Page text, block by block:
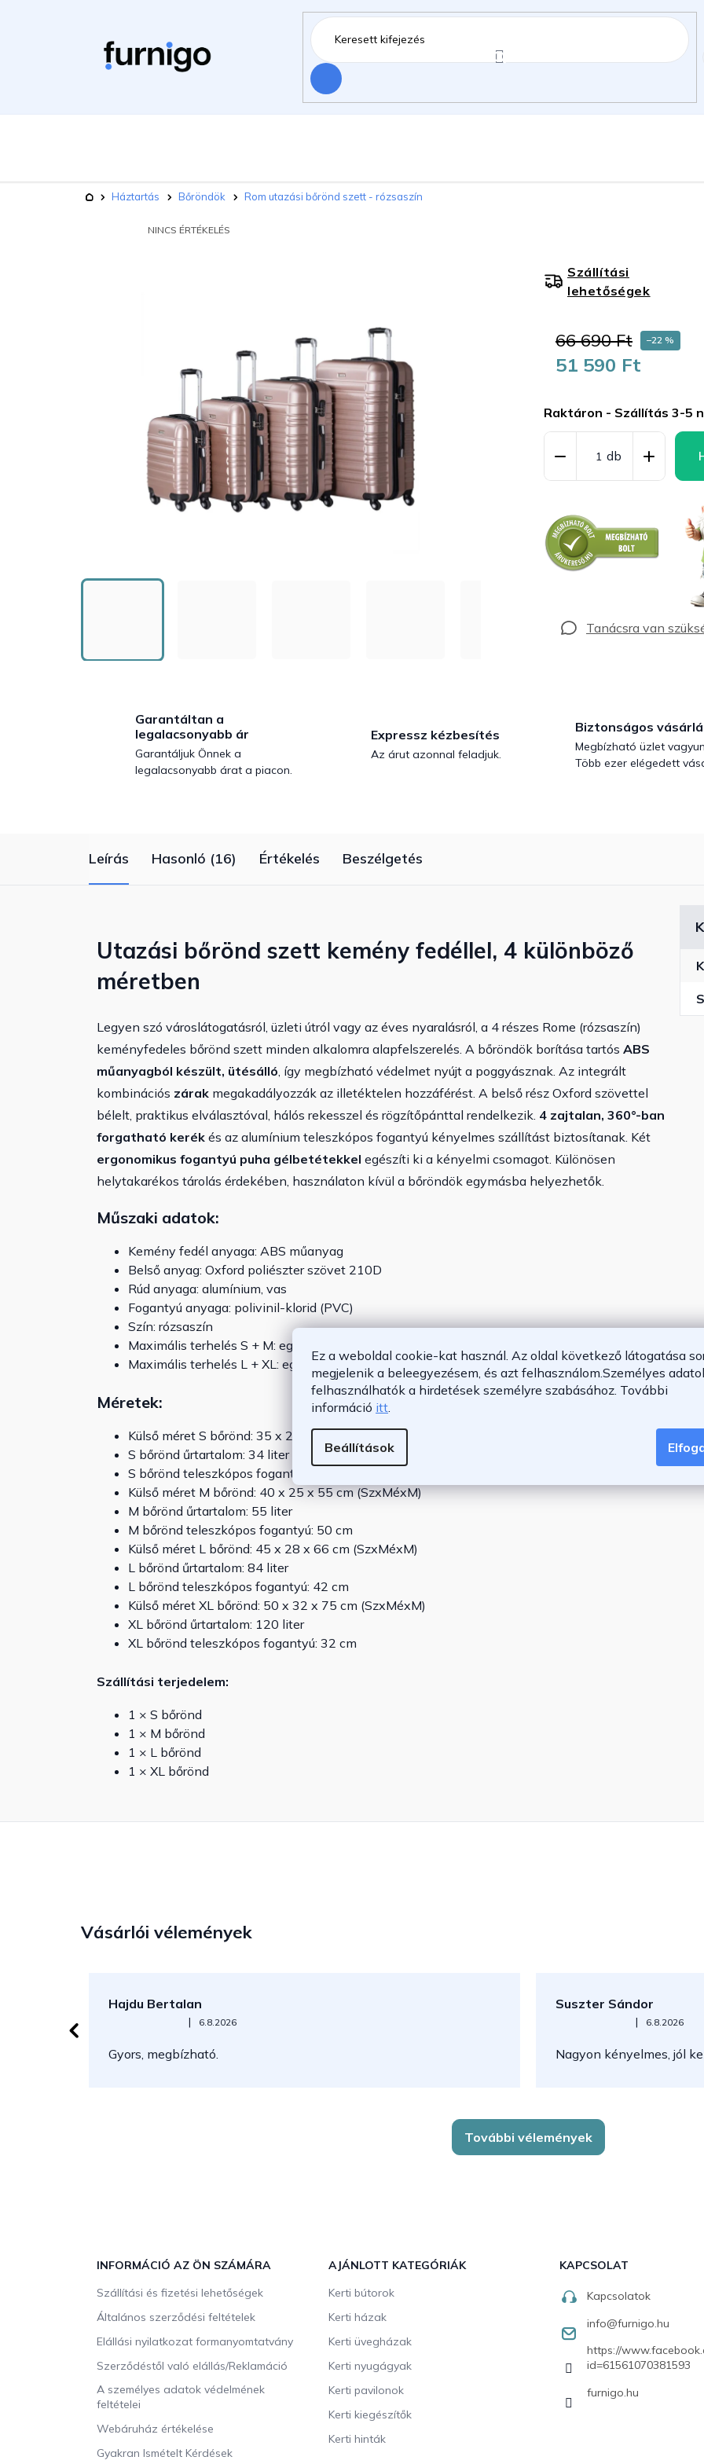
Ez a weboldal cookie-kat használ. Az oldal következő látogatása
megjelenik a beleegyezésem, és azt felhasználom.Személyes
felhasználhatók a hirdetések személyre szabásához. További
információ itt.
Beállítások
Keresés
Kezdőlap
Háztartás Bőröndök Rom utazási bőrönd szett - rózsaszín
NINCS ÉRTÉKELÉS
66 690 Ft –22 %
51 590 Ft
Raktáron - Szállítás 3-5
Szállítási
lehetőségek
Garantáltan a
legalacsonyabb ár
Garantáljuk Önnek a
legalacsonyabb árat a piacon.
Expressz kézbesítés
Az árut azonnal feladjuk.
Biztonságos
Megbízható üzlet
Több ezer elégedett
Leírás Hasonló (16) Értékelés Beszélgetés
Utazási bőrönd szett kemény fedéllel, 4 különböző
méretben
Legyen szó városlátogatásról, üzleti útról vagy az éves nyaralásról, a 4 részes Rome (rózsaszín)
keményfedeles bőrönd szett minden alkalomra alapfelszerelés. A bőröndök borítása tartós ABS
műanyagból készült, ütésálló, így megbízható védelmet nyújt a poggyásznak. Az integrált
kombinációs zárak megakadályozzák az illetéktelen hozzáférést. A belső rész Oxford szövettel
bélelt, praktikus elválasztóval, hálós rekesszel és rögzítőpánttal rendelkezik. 4 zajtalan, 360°-ban
forgatható kerék és az alumínium teleszkópos fogantyú kényelmes szállítást biztosítanak. Két
ergonomikus fogantyú puha gélbetétekkel egészíti ki a kényelmi csomagot. Különösen
helytakarékos tárolás érdekében, használaton kívül a bőröndök egymásba helyezhetők.
Műszaki adatok:
Kemény fedél anyaga: ABS műanyag
Belső anyag: Oxford poliészter szövet 210D
Rúd anyaga: alumínium, vas
Fogantyú anyaga: polivinil-klorid (PVC)
Szín: rózsaszín
Maximális terhelés S + M: egyenként 20 kg
Maximális terhelés L + XL: egyenként 40 kg
Méretek:
Külső méret S bőrönd: 35 x 20 x 48 cm (SzxMéxM)
S bőrönd űrtartalom: 34 liter
S bőrönd teleszkópos fogantyú: 51 cm
Külső méret M bőrönd: 40 x 25 x 55 cm (SzxMéxM)
M bőrönd űrtartalom: 55 liter
M bőrönd teleszkópos fogantyú: 50 cm
Külső méret L bőrönd: 45 x 28 x 66 cm (SzxMéxM)
L bőrönd űrtartalom: 84 liter
L bőrönd teleszkópos fogantyú: 42 cm
Külső méret XL bőrönd: 50 x 32 x 75 cm (SzxMéxM)
XL bőrönd űrtartalom: 120 liter
XL bőrönd teleszkópos fogantyú: 32 cm
Szállítási terjedelem:
1 × S bőrönd
1 × M bőrönd
1 × L bőrönd
1 × XL bőrönd
Vásárlói vélemények
Hajdu Bertalan
Az áruház értékelése 5-ből 5 csillag.
| 6.8.2026
Gyors, megbízható.
Suszter Sándor
Az áruház értékelése 5-ből
| 6.8.2026
Nagyon kényelmes, jól
További vélemények
INFORMÁCIÓ AZ ÖN SZÁMÁRA
Szállítási és fizetési lehetőségek
Általános szerződési feltételek
Elállási nyilatkozat formanyomtatvány
Szerződéstől való elállás/Reklamáció
A személyes adatok védelmének
feltételei
Webáruház értékelése
Gyakran Ismételt Kérdések
AJÁNLOTT KATEGÓRIÁK
Kerti bútorok
Kerti házak
Kerti üvegházak
Kerti nyugágyak
Kerti pavilonok
Kerti kiegészítők
Kerti hinták
KAPCSOLAT
Kapcsolatok
info@furnigo.hu
https://
id=61561070381593
furnigo.hu